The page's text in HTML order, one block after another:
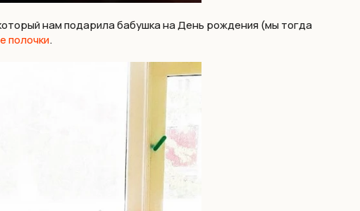
нам подарила бабушка на День рождения (мы тогда
полочки.